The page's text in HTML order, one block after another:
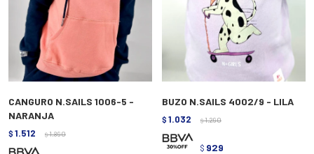
CANGURO N.SAILS 1006-5 -
NARANJA
$ 1.512 $ 1.890
BUZO N.SAILS 4002/9 - LILA
$ 1.032 $ 1.290
$ 929